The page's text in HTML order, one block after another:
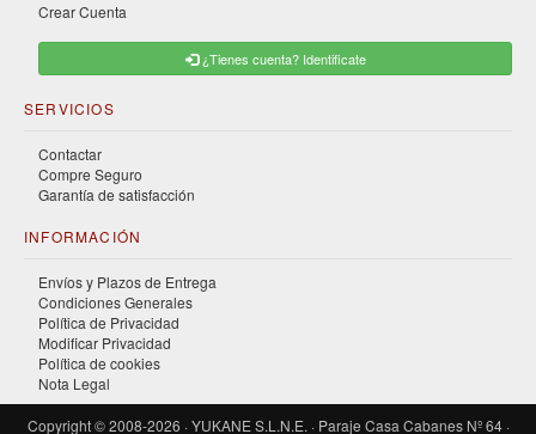
Crear Cuenta
¿Tienes cuenta? Identificate
SERVICIOS
Contactar
Compre Seguro
Garantía de satisfacción
INFORMACIÓN
Envíos y Plazos de Entrega
Condiciones Generales
Política de Privacidad
Modificar Privacidad
Política de cookies
Nota Legal
Copyright © 2008-2026 · YUKANE S.L.N.E. · Paraje Casa Cabanes Nº 64 ·